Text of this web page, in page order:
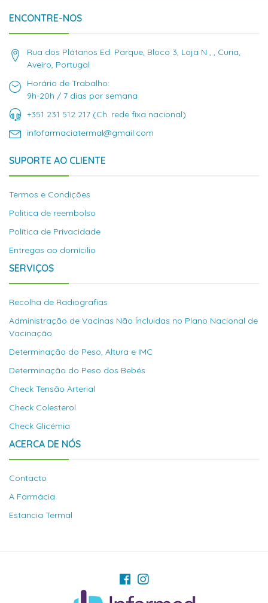
ENCONTRE-NOS
Rua dos Plátanos Ed. Parque, Bloco 3, Loja N , , Curia,
Aveiro, Portugal
Horário de Trabalho:
9h-20h / 7 dias por semana
+351 231 512 217 (Ch. rede fixa nacional)
infofarmaciatermal@gmail.com
SUPORTE AO CLIENTE
Termos e Condições
Politica de reembolso
Política de Privacidade
Entregas ao domícilio
SERVIÇOS
Recolha de Radiografias
Administração de Vacinas Não Íncluidas no Plano Nacional de
Vacinação
Determinação do Peso, Altura e IMC
Determinação do Peso dos Bebés
Check Tensão Arterial
Check Colesterol
Check Glicémia
ACERCA DE NÓS
Contacto
A Farmácia
Estancia Termal